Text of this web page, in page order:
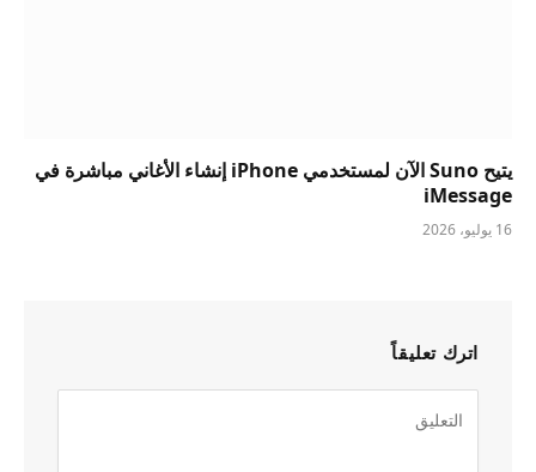
يتيح Suno الآن لمستخدمي iPhone إنشاء الأغاني مباشرة في
iMessage
16 يوليو، 2026
اترك تعليقاً